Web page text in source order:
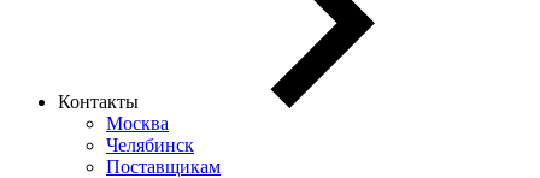
Контакты
Москва
Челябинск
Поставщикам